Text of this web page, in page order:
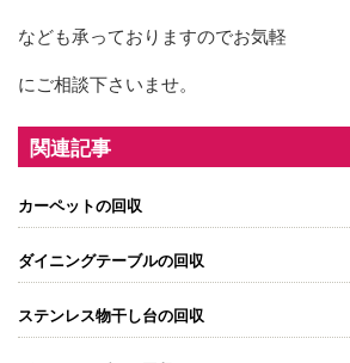
なども承っておりますのでお気軽
にご相談下さいませ。
関連記事
カーペットの回収
ダイニングテーブルの回収
ステンレス物干し台の回収